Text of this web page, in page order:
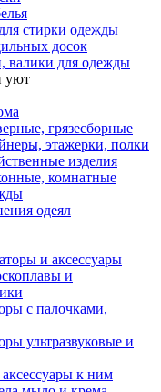
стирки одежды
досок
валики для одежды
уют
грязесборные
этажерки, полки
изделия
комнатные
одеял
и аксессуары
и
с палочками,
ультразвуковые и
к ним